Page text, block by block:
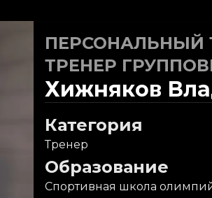
ПЕРСОНАЛЬНЫЙ
ТРЕНЕР
Хижняков
Категория
Тренер
Образование
Спортивная школа